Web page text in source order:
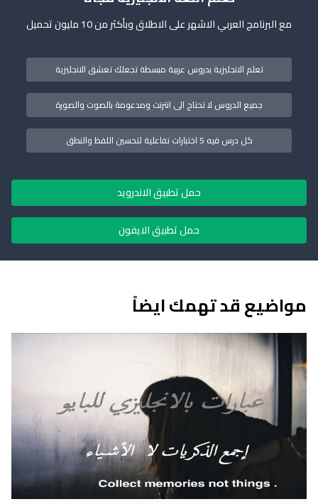
مع البرنامج العربي الاشهر على الاطلاق وبأكثر من 10 مليون تحميل
تعلم الانجليزية بدروس عربية مبسطة تجعلك تعشق الانجليزية
جميع الدروس لا تحتاج الى انترنت ومدعومة بالصوت والصورة
كل درس فيه 5 اختبارات تفاعلية لتحسين اللفظ والنطق
حمل تطبيق الاندرويد
حمل تطبيق الايفون
مواضيع قد تهمك ايضاً